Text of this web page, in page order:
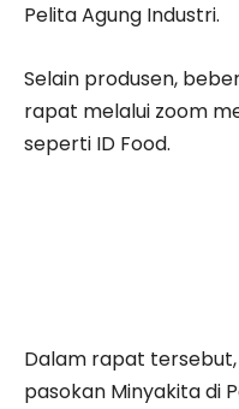
Pelita Agung Industri.
Selain produsen,
rapat melalui zoom
seperti ID Food.
Dalam rapat
pasokan Minyakita di